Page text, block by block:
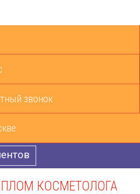
звонок
КОСМЕТОЛОГА